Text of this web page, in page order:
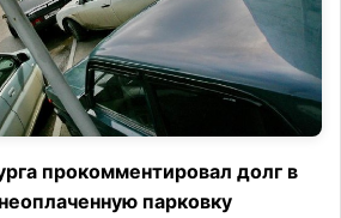
прокомментировал долг в
парковку